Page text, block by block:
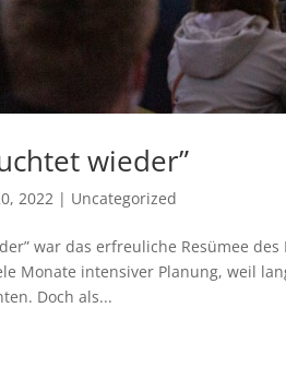
wieder”
2022 | Uncategorized
war das erfreuliche Resümee
Monate intensiver Planung, weil
Doch als...